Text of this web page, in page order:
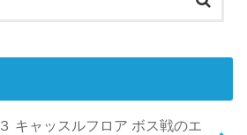
キャッスルフロア ボス戦のエ